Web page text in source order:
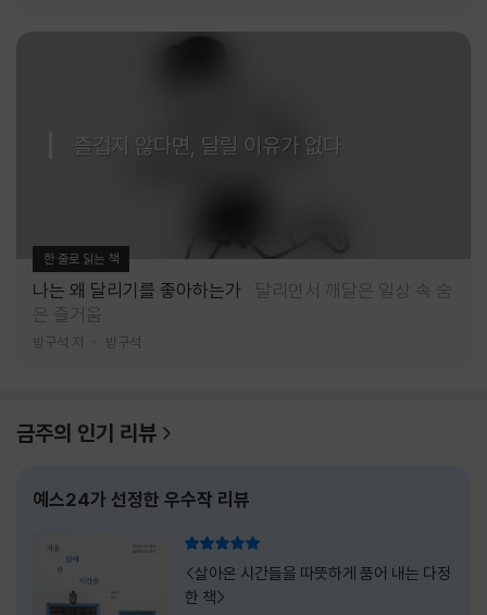
즐겁지 않다면, 달릴 이유가 없다
한 줄로 읽는 책
나는 왜 달리기를 좋아하는가
달리면서 깨달은 일상 속 숨
은 즐거움
방구석 저 방구석
금주의 인기 리뷰
예스24가 선정한 우수작 리뷰
<살아온 시간들을 따뜻하게 품어 내는 다정
한 책>